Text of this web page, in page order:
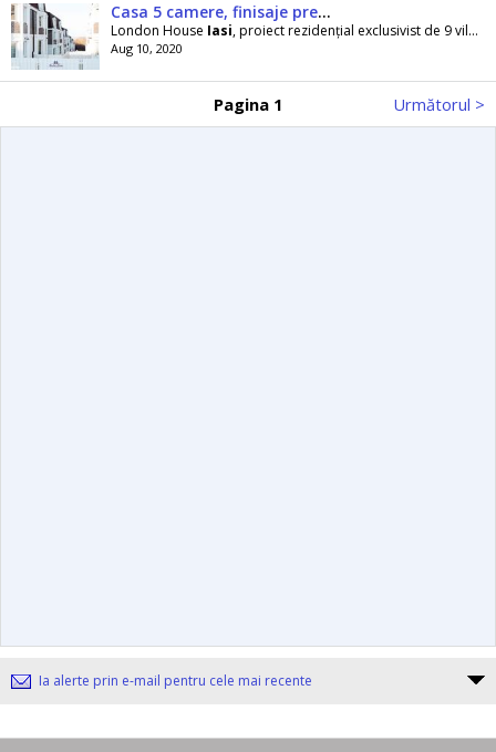
Casa 5 camere, finisaje premium, Copou,Iasi
London House Iasi, proiect rezidențial exclusivist de 9 vile tip
Aug 10, 2020
Pagina 1 Următorul >
Ia alerte prin e-mail pentru cele mai recente